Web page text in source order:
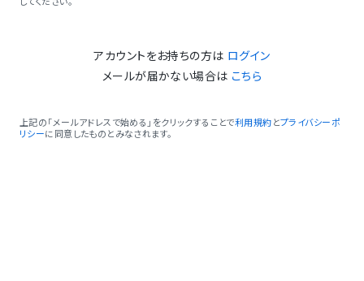
アカウントをお持ちの方は ログイン
メールが届かない場合は こちら
上記の「メールアドレスで始める」をクリックすることで利用規約 とプライバシーポ
リシーに同意したものとみなされます。